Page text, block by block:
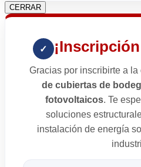
CERRAR
✓
Gracias por inscribirte a la
de cubiertas de
fotovoltaicos. Te
soluciones
instalación de energía